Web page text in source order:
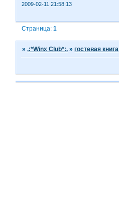
2009-02-11 21:58:13
Страница:1
».:*Winx Club*:. »гостевая книга